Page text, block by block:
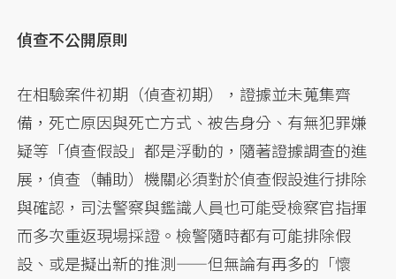
偵查不公開原則
在相驗案件初期（偵查初期），證據並未蒐集齊
備，死亡原因與死亡方式、被告身分、有無犯罪嫌
疑等「偵查假設」都是浮動的，隨著證據調查的進
展，偵查（輔助）機關必須對於偵查假設進行排除
與確認，司法警察與鑑識人員也可能受檢察官指揮
而多次重返現場採證。檢警隨時都有可能排除假
設、或是擬出新的推測——但無論有再多的「懷